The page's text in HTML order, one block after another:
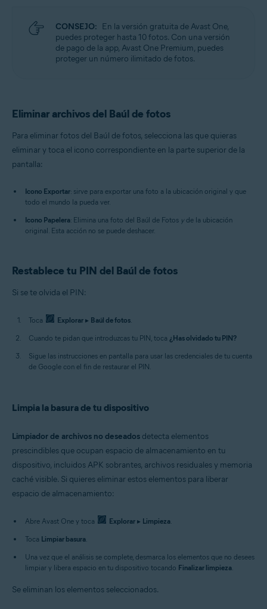
CONSEJO: En la versión gratuita de Avast One,
puedes proteger hasta 10 fotos. Con una versión
de pago de la app, Avast One Premium, puedes
proteger un número ilimitado de fotos.
Eliminar archivos del Baúl de fotos
Para eliminar fotos del Baúl de fotos, selecciona las que quieras
eliminar y toca el icono correspondiente en la parte superior de la
pantalla:
Icono Exportar: sirve para exportar una foto a la ubicación original y que
todo el mundo la pueda ver.
Icono Papelera: Elimina una foto del Baúl de Fotos yde la ubicación
original. Esta acción no se puede deshacer.
Restablece tu PIN del Baúl de fotos
Si se te olvida el PIN:
Toca Explorar ▸ Baúl de fotos.
Cuando te pidan que introduzcas tu PIN, toca ¿Has olvidado tu PIN?
Sigue las instrucciones en pantalla para usar las credenciales de tu cuenta
de Google con el fin de restaurar el PIN.
Limpia la basura de tu dispositivo
Limpiador de archivos no deseados detecta elementos
prescindibles que ocupan espacio de almacenamiento en tu
dispositivo, incluidos APK sobrantes, archivos residuales y memoria
caché visible. Si quieres eliminar estos elementos para liberar
espacio de almacenamiento:
Abre Avast One y toca Explorar ▸ Limpieza.
Toca Limpiar basura.
Una vez que el análisis se complete, desmarca los elementos que no desees
limpiar y libera espacio en tu dispositivo tocando Finalizar limpieza.
Se eliminan los elementos seleccionados.